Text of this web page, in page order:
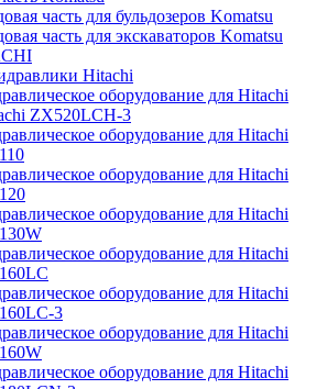
часть для бульдозеров Komatsu
часть для экскаваторов Komatsu
Hitachi
оборудование для Hitachi
ZX520LCH-3
оборудование для Hitachi
оборудование для Hitachi
оборудование для Hitachi
оборудование для Hitachi
оборудование для Hitachi
3
оборудование для Hitachi
оборудование для Hitachi